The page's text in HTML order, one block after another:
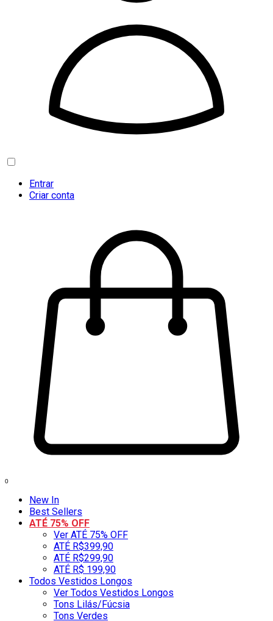
Entrar
Criar conta
0
New In
Best Sellers
ATÉ 75% OFF
Ver ATÉ 75% OFF
ATÉ R$399,90
ATÉ R$299,90
ATÉ R$ 199,90
Todos Vestidos Longos
Ver Todos Vestidos Longos
Tons Lilás/Fúcsia
Tons Verdes